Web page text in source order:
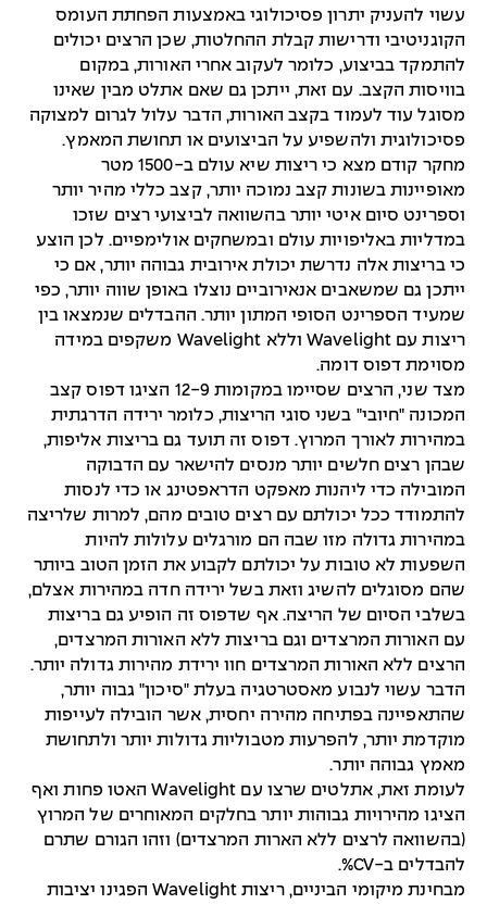
עשוי להעניק יתרון פסיכולוגי באמצעות הפחתת העומס
הקוגניטיבי ודרישות קבלת ההחלטות, שכן הרצים יכולים
להתמקד בביצוע, כלומר לעקוב אחרי האורות, במקום
בוויסות הקצב. עם זאת, ייתכן גם שאם אתלט מבין שאינו
מסוגל עוד לעמוד בקצב האורות, הדבר עלול לגרום למצוקה
פסיכולוגית ולהשפיע על הביצועים או תחושת המאמץ.
מחקר קודם מצא כי ריצות שיא עולם ב-1500 מטר
מאופיינות בשונות קצב נמוכה יותר, קצב כללי מהיר יותר
וספרינט סיום איטי יותר בהשוואה לביצועי רצים שזכו
במדליות באליפויות עולם ובמשחקים אולימפיים. לכן הוצע
כי בריצות אלה נדרשת יכולת אירובית גבוהה יותר, אם כי
ייתכן גם שמשאבים אנאירוביים נוצלו באופן שווה יותר, כפי
שמעיד הספרינט הסופי המתון יותר. ההבדלים שנמצאו בין
ריצות עם Wavelight וללא Wavelight משקפים במידה
מסוימת דפוס דומה.
מצד שני, הרצים שסיימו במקומות 12-9 הציגו דפוס קצב
המכונה "חיובי" בשני סוגי הריצות, כלומר ירידה הדרגתית
במהירות לאורך המרוץ. דפוס זה תועד גם בריצות אליפות,
שבהן רצים חלשים יותר מנסים להישאר עם הדבוקה
המובילה כדי ליהנות מאפקט הדראפטינג או כדי לנסות
להתמודד ככל יכולתם עם רצים טובים מהם, למרות שלריצה
במהירות גדולה מזו שבה הם מורגלים עלולות להיות
השפעות לא טובות על יכולתם לקבוע את הזמן הטוב ביותר
שהם מסוגלים להשיג וזאת בשל ירידה חדה במהירות אצלם,
בשלבי הסיום של הריצה. אף שדפוס זה הופיע גם בריצות
עם האורות המרצדים וגם בריצות ללא האורות המרצדים,
הרצים ללא האורות המרצדים חוו ירידת מהירות גדולה יותר.
הדבר עשוי לנבוע מאסטרטגיה בעלת "סיכון" גבוה יותר,
שהתאפיינה בפתיחה מהירה יחסית, אשר הובילה לעייפות
מוקדמת יותר, להפרעות מטבוליות גדולות יותר ולתחושת
מאמץ גבוהה יותר.
לעומת זאת, אתלטים שרצו עם Wavelight האטו פחות ואף
הציגו מהירויות גבוהות יותר בחלקים המאוחרים של המרוץ
(בהשוואה לרצים ללא הארות המרצדים) וזהו הגורם שתרם
להבדלים ב-CV%.
מבחינת מיקומי הביניים, ריצות Wavelight הפגינו יציבות